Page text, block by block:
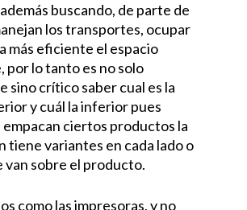
buscando, de parte de
los transportes, ocupar
más eficiente el espacio
por lo tanto es no solo
sino crítico saber cual es la
y cuál la inferior pues
empacan ciertos productos la
tiene variantes en cada lado o
van sobre el producto.
como las impresoras, y no